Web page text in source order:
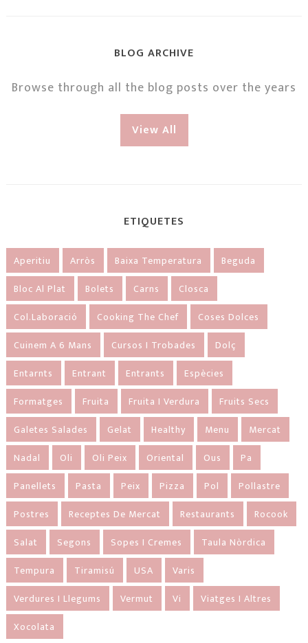
BLOG ARCHIVE
Browse through all the blog posts over the years
View All
ETIQUETES
Aperitiu Arròs Baixa Temperatura
Beguda
Bloc Al Plat
Bolets Carns
Closca
Col.laboració
Cooking The Chef
Coses Dolces
Cuinem A 6 Mans
Cursos I Trobades
Dolç
Entarnts
Entrant Entrants
Espècies
Formatges
Fruita Fruita I Verdura
Fruits Secs
Galetes Salades
Gelat Healthy Menu
Mercat
Nadal
Oli Oli Peix Oriental Ous
Pa
Panellets
Pasta Peix Pizza Pol
Pollastre
Postres
Receptes De Mercat Restaurants
Rocook
Salat
Segons Sopes I Cremes
Taula Nòrdica
Tempura
Tiramisú USA
Varis
Verdures I Llegums
Vermut Vi
Viatges I Altres
Xocolata